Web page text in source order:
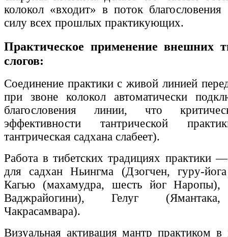
колокол «входит» в поток
силу всех прошлых практикующих.
Практическое применение внешних
слогов:
Соединение практики с живой линией
при звоне колокол автоматически
благословения линии, что
эффективности тантрической
тантрическая садхана слабеет).
Работа в тибетских традициях практики
для садхан Ньингма (Дзогчен, гуру-
Кагью (махамудра, шесть йог Наропы),
Ваджрайогини), Гелуг (Ямантака,
Чакрасамвара).
Визуальная активация мантр практиком